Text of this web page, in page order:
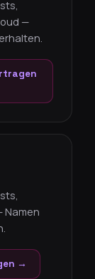
—
Namen
→